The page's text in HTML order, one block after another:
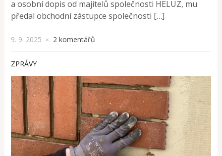
a osobní dopis od majitelů společnosti HELUZ, mu
předal obchodní zástupce společnosti […]
9. 9. 2025 × 2 komentářů
ZPRÁVY